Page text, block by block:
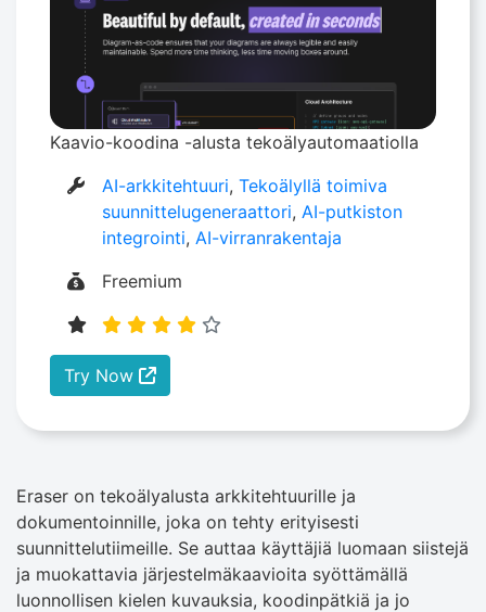
Kaavio-koodina -alusta tekoälyautomaatiolla
AI-arkkitehtuuri,Tekoälyllä toimiva
suunnittelugeneraattori, AI-putkiston
integrointi, AI-virranrakentaja
Freemium
Try Now
Eraser on tekoälyalusta arkkitehtuurille ja
dokumentoinnille, joka on tehty erityisesti
suunnittelutiimeille. Se auttaa käyttäjiä luomaan siistejä
ja muokattavia järjestelmäkaavioita syöttämällä
luonnollisen kielen kuvauksia, koodinpätkiä ja jo